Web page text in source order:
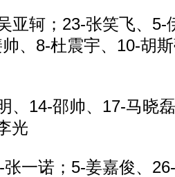
轲；23-张笑飞、5-
、8-杜震宇、10-胡
14-邵帅、17-马晓磊
光
诺；5-姜嘉俊、26-